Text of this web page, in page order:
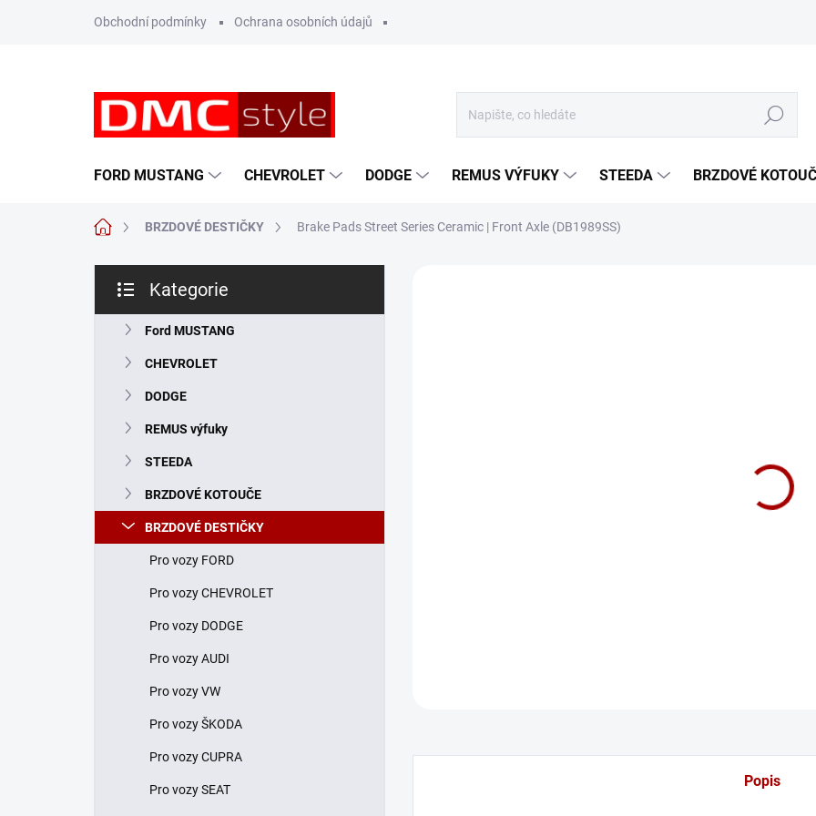
Obchodní podmínky Ochrana osobních údajů
Hledat
FORD MUSTANG CHEVROLET DODGE REMUS VÝFUKY STEEDA BRZDOVÉ
Domů BRZDOVÉ DESTIČKY Brake Pads Street Series Ceramic | Front Axle (DB1989SS)
s
e
kategorie
Kategorie
Ford MUSTANG
CHEVROLET
DODGE
REMUS výfuky
STEEDA
BRZDOVÉ KOTOUČE
BRZDOVÉ DESTIČKY
Pro vozy FORD
Pro vozy CHEVROLET
Pro vozy DODGE
Pro vozy AUDI
Pro vozy VW
Pro vozy ŠKODA
Pro vozy CUPRA
Pro vozy SEAT Popis